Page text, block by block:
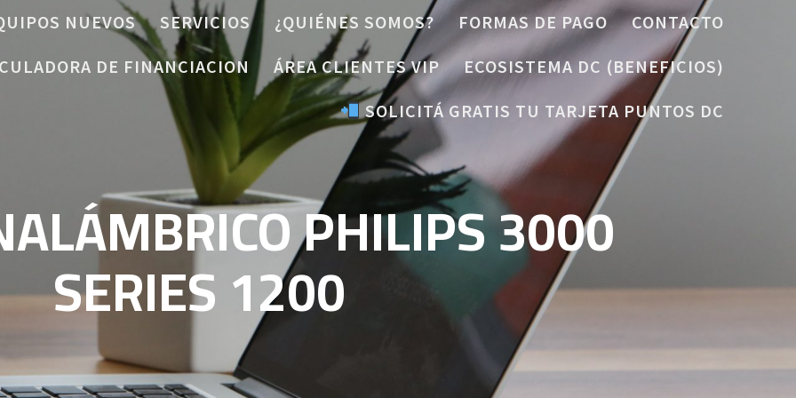
NUEVOS SERVICIOS ¿QUIÉNES SOMOS? FORMAS DE PAGO
CONTACTO
DE FINANCIACION
ÁREA CLIENTES VIP
ECOSISTEMA DC (BENEFICIOS)
SOLICITÁ GRATIS TU TARJETA PUNTOS DC
PHILIPS 3000
SERIES 1200